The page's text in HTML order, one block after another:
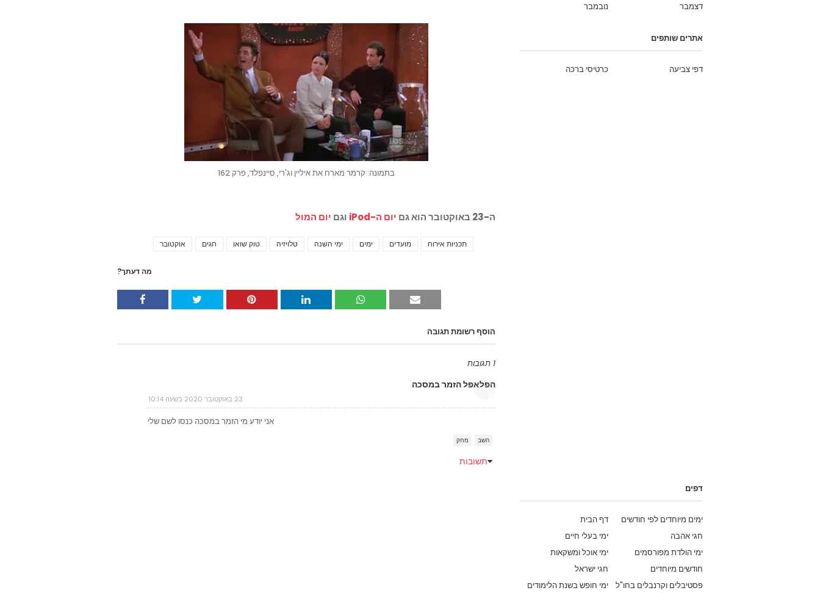
בתמונה: קרמר מארח את איליין וג'רי, סיינפלד, פרק 162
ה-23 באוקטובר הוא גם יום ה-iPod וגם יום המול
אוקטובר חגים טוק שואו טלויזיה ימי השנה ימים מועדים תכניות אירוח
מה דעתך?
הוסף רשומת תגובה
1 תגובות
הפלאפל הזמר במסכה
23 באוקטובר 2020 בשעה 10:14
אני יודע מי הזמר במסכה כנסו לשם שלי
השב מחק
תשובות
נובמבר
דצמבר
אתרים שותפים
כרטיסי ברכה דפי צביעה
דפים
דף הבית
ימים מיוחדים לפי חודשים
ימי בעלי חיים
חגי אהבה
ימי אוכל ומשקאות
ימי הולדת מפורסמים
חגי ישראל
חודשים מיוחדים
ימי חופש בשנת הלימודים
פסטיבלים וקרנבלים בחו"ל